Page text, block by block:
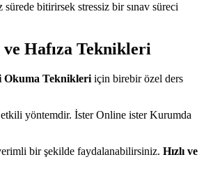
sürede bitirirsek stressiz bir sınav süreci
ve Hafıza Teknikleri
Okuma Teknikleri için birebir özel ders
yöntemdir. İster Online ister Kurumda
bir şekilde faydalanabilirsiniz. Hızlı ve